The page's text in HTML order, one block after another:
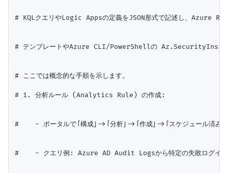
# KQLクエリやLogic Appsの定義をJSON形式で記述し、Azure
# テンプレートやAzure CLI/PowerShellの Az.SecurityInsights
# ここでは概念的な手順を示します。
# 1. 分析ルール (Analytics Rule) の作成:
#    - ポータルで「構成」->「分析」->「作成」->「スケジュール済み
#    - クエリ例: Azure AD Audit Logsから特定の失敗ログインパ